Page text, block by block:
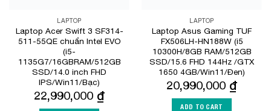
LAPTOP
Laptop Acer Swift 3 SF314-
511-55QE chuẩn Intel EVO
(i5-
1135G7/16GBRAM/512GB
SSD/14.0 inch FHD
IPS/Win11/Bạc)
22,990,000 ₫
LAPTOP
Laptop Asus Gaming TUF
FX506LH-HN188W (i5
10300H/8GB RAM/512GB
SSD/15.6 FHD 144Hz /GTX
1650 4GB/Win11/Đen)
20,990,000 ₫
ADD TO CART